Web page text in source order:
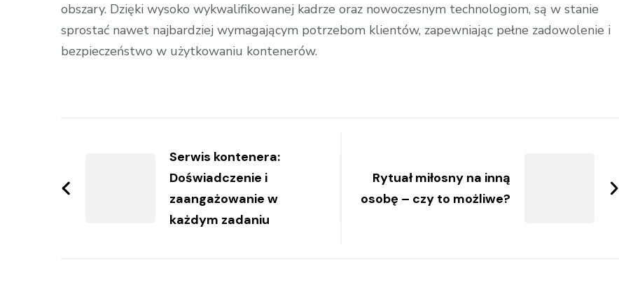
obszary. Dzięki wysoko wykwalifikowanej kadrze oraz nowoczesnym technologiom, są w stanie
sprostać nawet najbardziej wymagającym potrzebom klientów, zapewniając pełne zadowolenie i
bezpieczeństwo w użytkowaniu kontenerów.
Serwis kontenera:
Doświadczenie i
zaangażowanie w
każdym zadaniu
Rytuał miłosny na inną
osobę – czy to możliwe?